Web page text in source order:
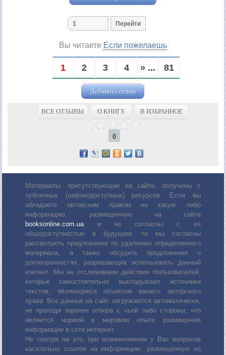
Вы читаете Если пожелаешь
1 2 3 4 » ... 81
Добавить отзыв
ВСЕ ОТЗЫВЫ О КНИГЕ В ИЗБРАННОЕ
0
Материалы, присутствующие на сайте, получены с
публичных (широкодоступных) ресурсов. Если вы
обладаете авторским правом на какую либо
информацию, размещенную на сайте
booksonline.com.uaи не согласны с её
общедоступностью в будущем, то мы согласны
рассмотреть предложения по удалению определенного
материала, а также обсудить предложения о
договоренностях, разрешающих использовать данный
контент. Мы не отслеживаем действия пользователей,
которые самостоятельно выкладывают источники
текстов, являющиеся объектом вашего авторского
права. Все данные на сайт, загружаются автоматически,
не проходя заранее отбора с чьей либо стороны, что
является нормой в мировом опыте размещения
информации в сети интернет.
Не смотря на это, при возникновении у Вас вопросов
касательно ссылок на информацию, размещенную на